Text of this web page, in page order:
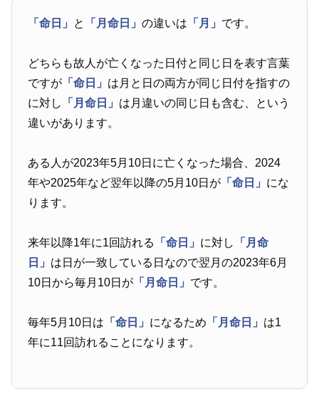
「命日」 と 「月命日」の違いは 「月」 です。
どちらも故人が亡くなった日付と同じ日を表す言葉
ですが 「命日」 は月と日の両方が同じ日付を指すの
に対し
「月命日」 は月違いの同じ日も含む、という
違いがあります。
ある人が2023年5月10日に亡くなった場合、2024
年や2025年など翌年以降の5月10日が 「命日」 にな
ります。
来年以降1年に1回訪れる 「命日」 に対し
「月命
日」 は日が一致している日なので翌月の2023年6月
10日から毎月10日が 「月命日」 です。
毎年5月10日は 「命日」 になるため 「月命日」 は1
年に11回訪れることになります。